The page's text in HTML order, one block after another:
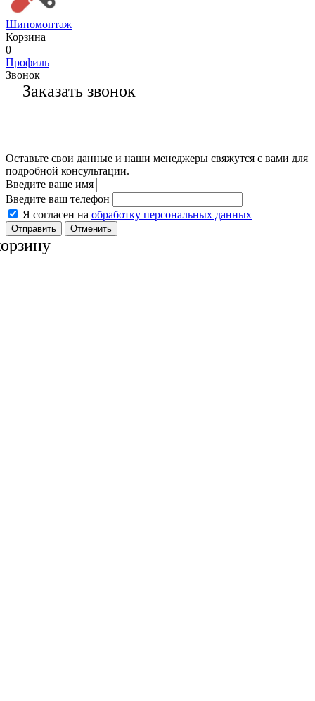
Шиномонтаж
Корзина
0
Профиль
Звонок
Заказать звонок
Оставьте свои данные и наши менеджеры свяжутся с вами для
подробной консультации.
Введите ваше имя
Введите ваш телефон
Я согласен на обработку персональных данных
Отменить